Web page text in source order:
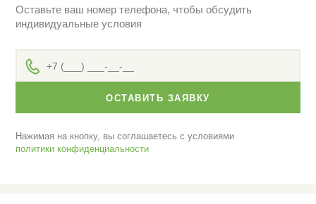
Оставьте ваш номер телефона, чтобы обсудить
индивидуальные условия
ОСТАВИТЬ ЗАЯВКУ
Нажимая на кнопку, вы соглашаетесь с условиями
политики конфиденциальности